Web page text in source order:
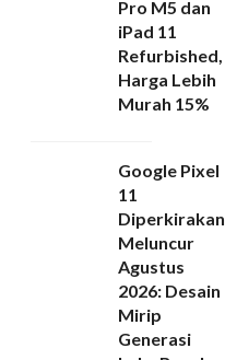
Pro M5 dan
iPad 11
Refurbished,
Harga Lebih
Murah 15%
Google Pixel
11
Diperkirakan
Meluncur
Agustus
2026: Desain
Mirip
Generasi